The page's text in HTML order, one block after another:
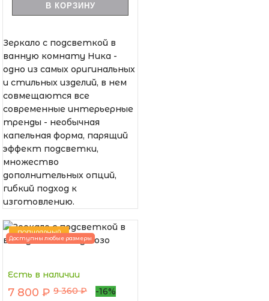
В КОРЗИНУ
Зеркало с подсветкой в
ванную комнату Ника -
одно из самых оригинальных
и стильных изделий, в нем
совмещаются все
современные интерьерные
тренды - необычная
капельная форма, парящий
эффект подсветки,
множество
дополнительных опций,
гибкий подход к
изготовлению.
ПОПУЛЯРНЫЙ
Доступны любые размеры
Есть в наличии
7 800 ₽ 9 360 ₽
-16%